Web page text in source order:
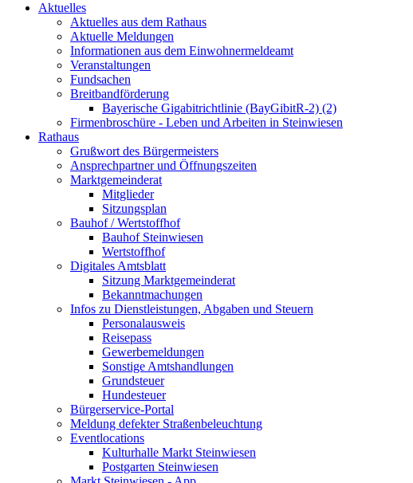
Aktuelles
Aktuelles aus dem Rathaus
Aktuelle Meldungen
Informationen aus dem Einwohnermeldeamt
Veranstaltungen
Fundsachen
Breitbandförderung
Bayerische Gigabitrichtlinie (BayGibitR-2) (2)
Firmenbroschüre - Leben und Arbeiten in Steinwiesen
Rathaus
Grußwort des Bürgermeisters
Ansprechpartner und Öffnungszeiten
Marktgemeinderat
Mitglieder
Sitzungsplan
Bauhof / Wertstoffhof
Bauhof Steinwiesen
Wertstoffhof
Digitales Amtsblatt
Sitzung Marktgemeinderat
Bekanntmachungen
Infos zu Dienstleistungen, Abgaben und Steuern
Personalausweis
Reisepass
Gewerbemeldungen
Sonstige Amtshandlungen
Grundsteuer
Hundesteuer
Bürgerservice-Portal
Meldung defekter Straßenbeleuchtung
Eventlocations
Kulturhalle Markt Steinwiesen
Postgarten Steinwiesen